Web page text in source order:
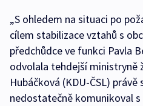
„S ohledem na situaci po
cílem stabilizace vztahů s
předchůdce ve funkci Pavla
odvolala tehdejší ministryně
Hubáčková (KDU-ČSL)
nedostatečně komunikoval